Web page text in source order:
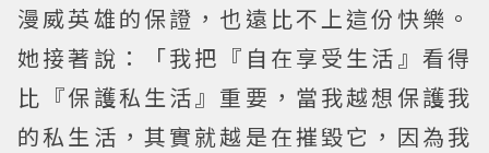
漫威英雄的保證，也遠比不上這份快樂。
她接著說：「我把『自在享受生活』看得
比『保護私生活』重要，當我越想保護我
的私生活，其實就越是在摧毀它，因為我